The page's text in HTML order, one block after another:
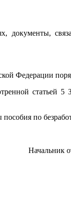
документы,
Федерации
статьей 5
по
Начальник